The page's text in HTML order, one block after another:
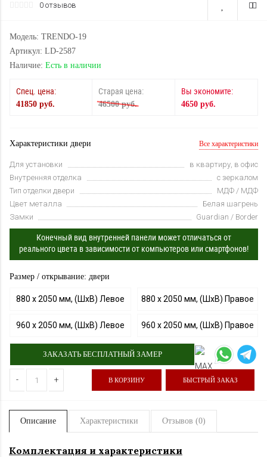
0 отзывов
Модель: TRENDO-19
Артикул: LD-2587
Наличие: Есть в наличии
Спец. цена:
41850 руб.
Старая цена:
46500 руб.
Вы экономите:
4650 руб.
Характеристики двери Все характеристики
Для установки
в квартиру, в офис
Внутренняя отделка
с зеркалом
Тип отделки двери
МДФ / МДФ
Цвет металла
Белая шагрень
Замки
Guardian / Border
Конечный вид внутренней панели может отличаться от
реального цвета в зависимости от компьютеров или смартфонов!
Размер / открывание: двери
880 х 2050 мм, (ШхВ) Левое 880 х 2050 мм, (ШхВ) Правое
960 х 2050 мм, (ШхВ) Левое 960 х 2050 мм, (ШхВ) Правое
ЗАКАЗАТЬ БЕСПЛАТНЫЙ ЗАМЕР
- + В КОРЗИНУ БЫСТРЫЙ ЗАКАЗ
Описание Характеристики Отзывов (0)
Комплектация и характеристики